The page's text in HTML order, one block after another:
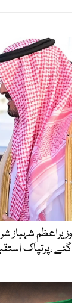
وزیراعظم شہباز
گئے ،پرتپاک